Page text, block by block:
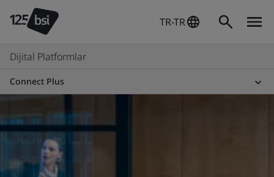
TR-TR
Dijital Platformlar
Connect Plus